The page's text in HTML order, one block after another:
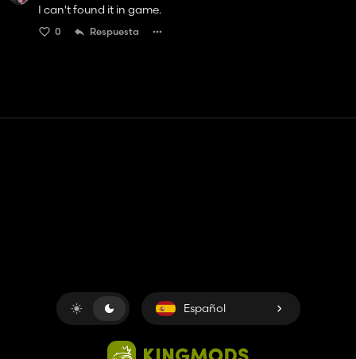
I can't found it in game.
0 Respuesta
Español